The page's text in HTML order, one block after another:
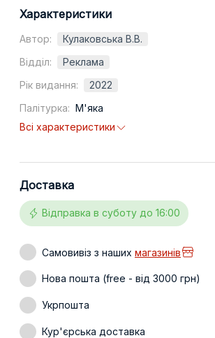
Характеристики
Автор:
Кулаковська В.В.
Відділ:
Реклама
Рік видання:
2022
Палітурка: М'яка
Всі характеристики
Доставка
Відправка в суботу до 16:00
Самовивіз з наших магазинів
Нова пошта (free - від 3000 грн)
Укрпошта
Кур'єрська доставка